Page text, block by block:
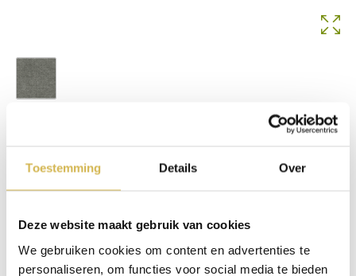
Toestemming Details Over
Deze website maakt gebruik van cookies
We gebruiken cookies om content en advertenties te
personaliseren, om functies voor social media te bieden
In winkelmand
Info aanvragen / wensen doorgeven
Op verlanglijstje